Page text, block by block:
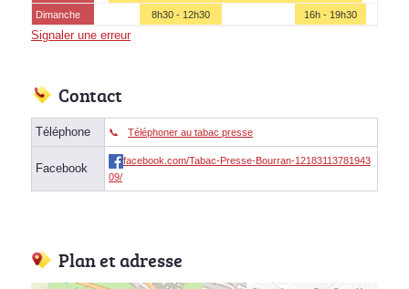
Dimanche
8h30 - 12h30 16h - 19h30
Signaler une erreur
Contact
Téléphone Téléphoner au tabac presse
Facebook
facebook.com/Tabac-Presse-Bourran-12183113781943
09/
Plan et adresse